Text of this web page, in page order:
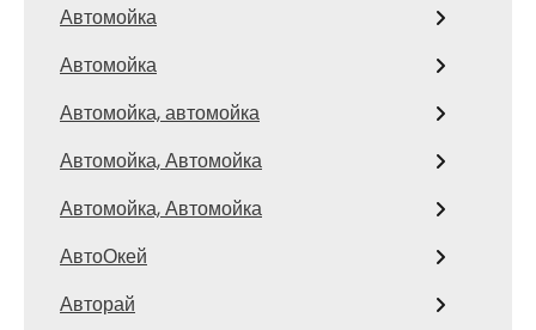
Автомойка
Автомойка
Автомойка, автомойка
Автомойка, Автомойка
Автомойка, Автомойка
АвтоОкей
Авторай